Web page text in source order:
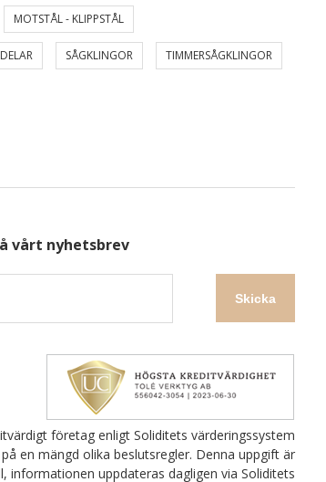
MOTSTÅL - KLIPPSTÅL
SÅGKLINGOR TIMMERSÅGKLINGOR
vårt nyhetsbrev